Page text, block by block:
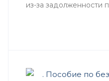
из-за задолженности